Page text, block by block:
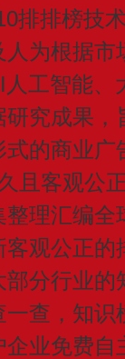
排排榜技
为根据
工智能、
究成果
的商业广
且客观公
理汇编
观公正
分行业
查，知
业免费